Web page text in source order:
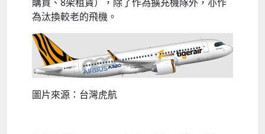
為汰換較老的飛機。
圖片來源：台灣虎航